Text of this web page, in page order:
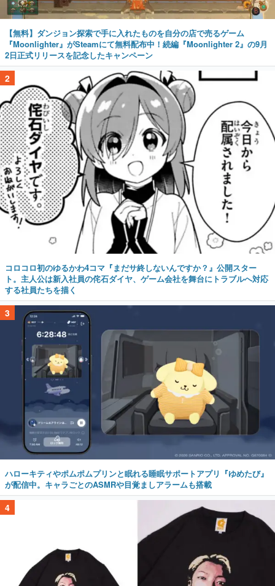
【無料】ダンジョン探索で手に入れたものを自分の店で売るゲーム
『Moonlighter』がSteamにて無料配布中！続編『Moonlighter 2』の9月
2日正式リリースを記念したキャンペーン
2
コロコロ初のゆるかわ4コマ『まだサ終しないんですか？』公開スター
ト。主人公は新入社員の侘石ダイヤ、ゲーム会社を舞台にトラブルへ対応
する社員たちを描く
3
ハローキティやポムポムプリンと眠れる睡眠サポートアプリ『ゆめたび』
が配信中。キャラごとのASMRや目覚ましアラームも搭載
4